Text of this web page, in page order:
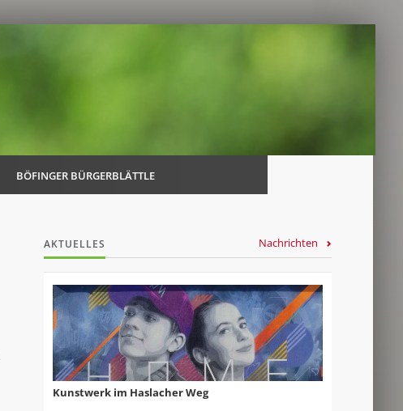
BÖFINGER BÜRGERBLÄTTLE
AKTUELLES Nachrichten
Kunstwerk im Haslacher Weg